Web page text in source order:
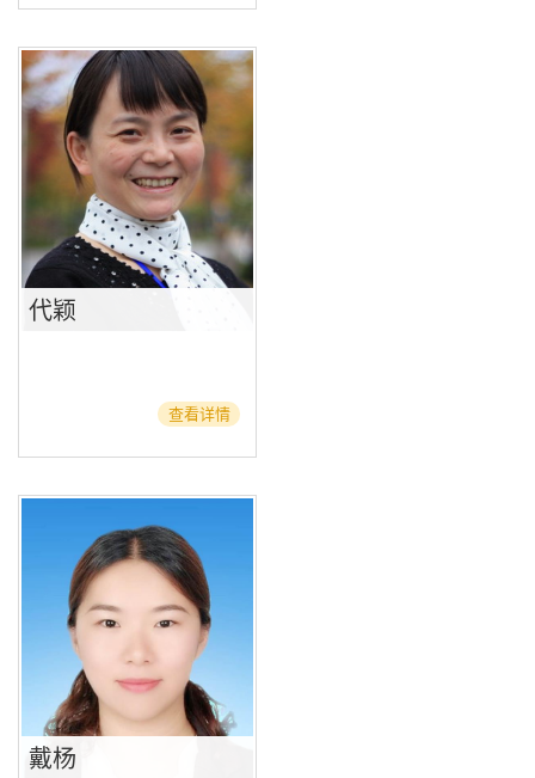
代颖
查看详情
戴杨